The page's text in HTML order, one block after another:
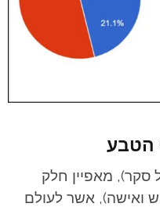
הטבע
סקר), מאפיין חלק
של האוכלוסייה (450 איש ואישה), אשר לעולם